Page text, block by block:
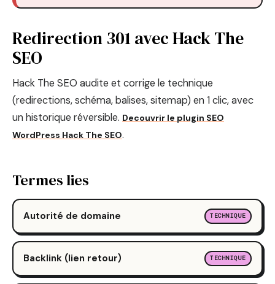
Redirection 301 avec Hack The
SEO
Hack The SEO audite et corrige le technique
(redirections, schéma, balises, sitemap) en 1 clic, avec
un historique réversible. Decouvrir le plugin SEO
WordPress Hack The SEO.
Termes lies
Autorité de domaine TECHNIQUE
Backlink (lien retour) TECHNIQUE